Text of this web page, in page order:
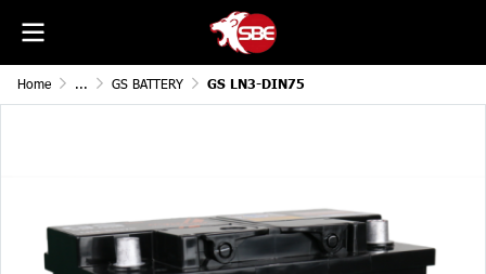
Home ... GS BATTERY GS LN3-DIN75